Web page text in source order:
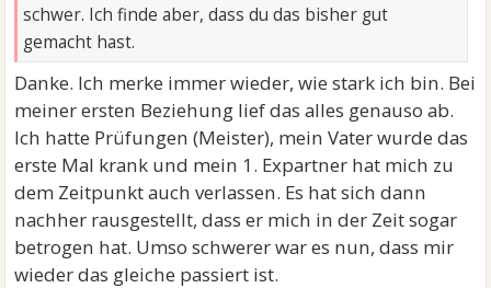
schwer. Ich finde aber, dass du das bisher gut
gemacht hast.
Danke. Ich merke immer wieder, wie stark ich bin. Bei
meiner ersten Beziehung lief das alles genauso ab.
Ich hatte Prüfungen (Meister), mein Vater wurde das
erste Mal krank und mein 1. Expartner hat mich zu
dem Zeitpunkt auch verlassen. Es hat sich dann
nachher rausgestellt, dass er mich in der Zeit sogar
betrogen hat. Umso schwerer war es nun, dass mir
wieder das gleiche passiert ist.